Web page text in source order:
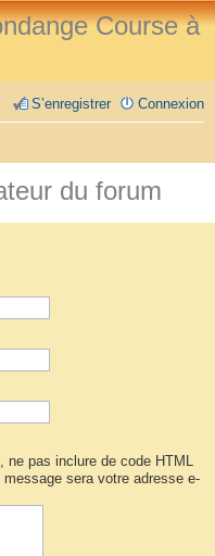
Course à
Connexion
S’enregistrer
du forum
ne pas inclure de code HTML
sera votre adresse e-